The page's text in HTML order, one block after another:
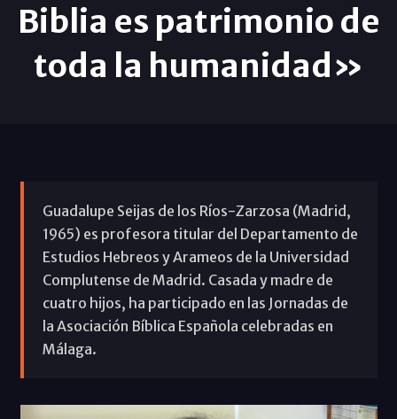
Biblia es patrimonio de
toda la humanidad»
Guadalupe Seijas de los Ríos-Zarzosa (Madrid,
1965) es profesora titular del Departamento de
Estudios Hebreos y Arameos de la Universidad
Complutense de Madrid. Casada y madre de
cuatro hijos, ha participado en las Jornadas de
la Asociación Bíblica Española celebradas en
Málaga.